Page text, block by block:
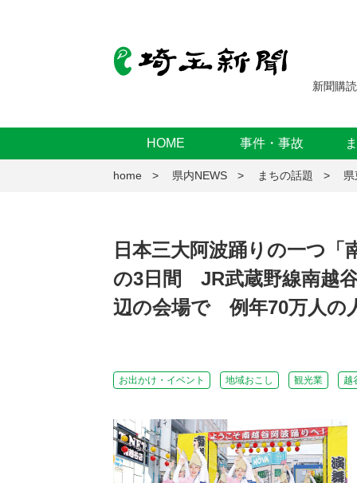
新聞購読
HOME 事件・事故
home 県内NEWS まちの話題 県
日本三大阿波踊りの一つ
の3日間 JR武蔵野線南越
辺の会場で 例年70万人の
お出かけ・イベント 地域おこし 観光業 越